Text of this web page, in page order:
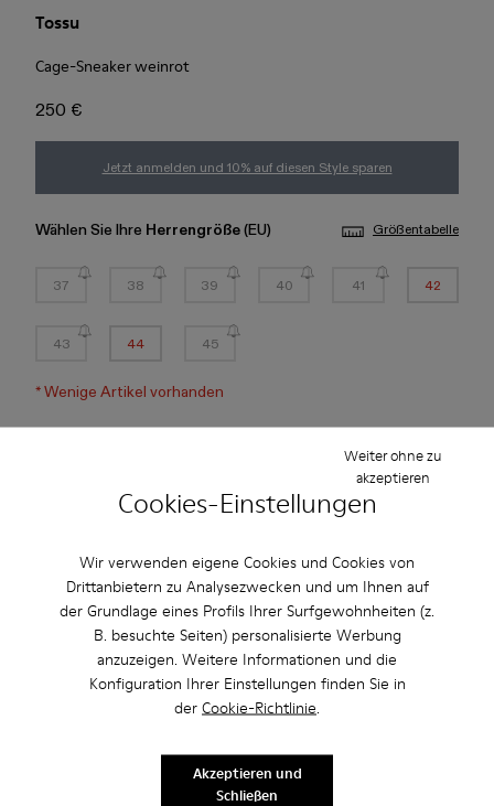
Cookies-Einstellungen
Wir verwenden eigene Cookies und Cookies von
Drittanbietern zu Analysezwecken und um Ihnen auf
der Grundlage eines Profils Ihrer Surfgewohnheiten (z.
B. besuchte Seiten) personalisierte Werbung
anzuzeigen. Weitere Informationen und die
Konfiguration Ihrer Einstellungen finden Sie in
der Cookie-Richtlinie.
Weiter ohne zu
akzeptieren
Akzeptieren und
Schließen
Tossu
Cage-Sneaker weinrot
250 €
Jetzt anmelden und 10% auf diesen Style sparen
Wählen Sie Ihre Herrengröße(EU) Größentabelle
37 38 39 40 41 42
43 44 45
*Wenige Artikel vorhanden
Überprüfen Sie den Warenbestand in Ihrem nächstgelegenen
Nutzen Sie den kostenlosen Standardversand und die
kostenlose Lieferung in die Stores bei Einkäufen über 45€.
2 Jahre Garantie auf Herstellungsfehler.
Weinrote Caged-Sneaker mit wasserabweisendem Einsatz
aus 3D-gestricktem, Recycling-PET, Obermaterial aus